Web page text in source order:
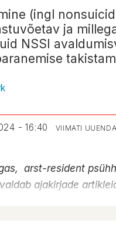
(ingl
ja
NSSI
- 16:40 VIIMATI
arst-resident
ajakirjade